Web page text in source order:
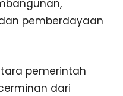
pemberdayaan
pemerintah
dari